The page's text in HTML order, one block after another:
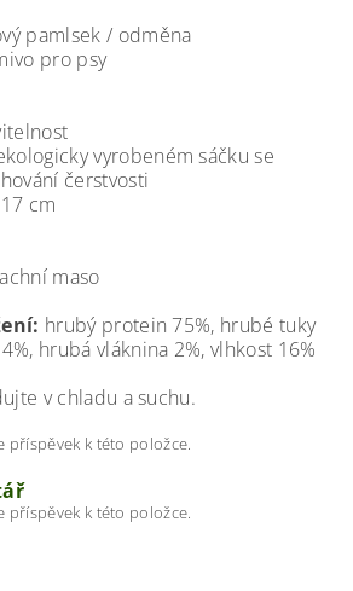
pamlsek / odměna
pro psy
vyrobeném sáčku se
čerstvosti
cm
maso
hrubý protein 75%, hrubé tuky
hrubá vláknina 2%, vlhkost 16%
v chladu a suchu.
k této položce.
k této položce.